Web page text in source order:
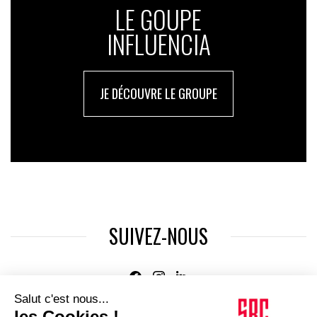
LE GOUPE
INFLUENCIA
JE DÉCOUVRE LE GROUPE
SUIVEZ-NOUS